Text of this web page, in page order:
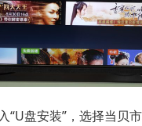
“U盘安装”，选择当贝